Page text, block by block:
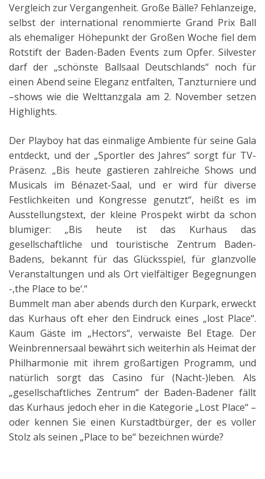
Vergleich zur Vergangenheit. Große Bälle? Fehlanzeige,
selbst der international renommierte Grand Prix Ball
als ehemaliger Höhepunkt der Großen Woche fiel dem
Rotstift der Baden-Baden Events zum Opfer. Silvester
darf der „schönste Ballsaal Deutschlands“ noch für
einen Abend seine Eleganz entfalten, Tanzturniere und
–shows wie die Welttanzgala am 2. November setzen
Highlights.
Der Playboy hat das einmalige Ambiente für seine Gala
entdeckt, und der „Sportler des Jahres“ sorgt für TV-
Präsenz. „Bis heute gastieren zahlreiche Shows und
Musicals im Bénazet-Saal, und er wird für diverse
Festlichkeiten und Kongresse genutzt“, heißt es im
Ausstellungstext, der kleine Prospekt wirbt da schon
blumiger: „Bis heute ist das Kurhaus das
gesellschaftliche und touristische Zentrum Baden-
Badens, bekannt für das Glücksspiel, für glanzvolle
Veranstaltungen und als Ort vielfältiger Begegnungen
-,the Place to be‘.“
Bummelt man aber abends durch den Kurpark, erweckt
das Kurhaus oft eher den Eindruck eines „lost Place“.
Kaum Gäste im „Hectors“, verwaiste Bel Etage. Der
Weinbrennersaal bewährt sich weiterhin als Heimat der
Philharmonie mit ihrem großartigen Programm, und
natürlich sorgt das Casino für (Nacht-)leben. Als
„gesellschaftliches Zentrum“ der Baden-Badener fällt
das Kurhaus jedoch eher in die Kategorie „Lost Place“ –
oder kennen Sie einen Kurstadtbürger, der es voller
Stolz als seinen „Place to be“ bezeichnen würde?